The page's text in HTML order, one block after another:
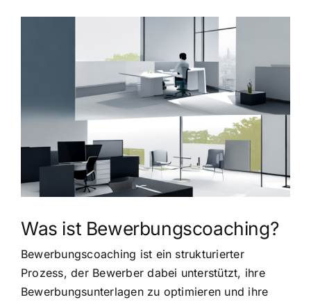
Was ist Bewerbungscoaching?
Bewerbungscoaching ist ein strukturierter
Prozess, der Bewerber dabei unterstützt, ihre
Bewerbungsunterlagen zu optimieren und ihre